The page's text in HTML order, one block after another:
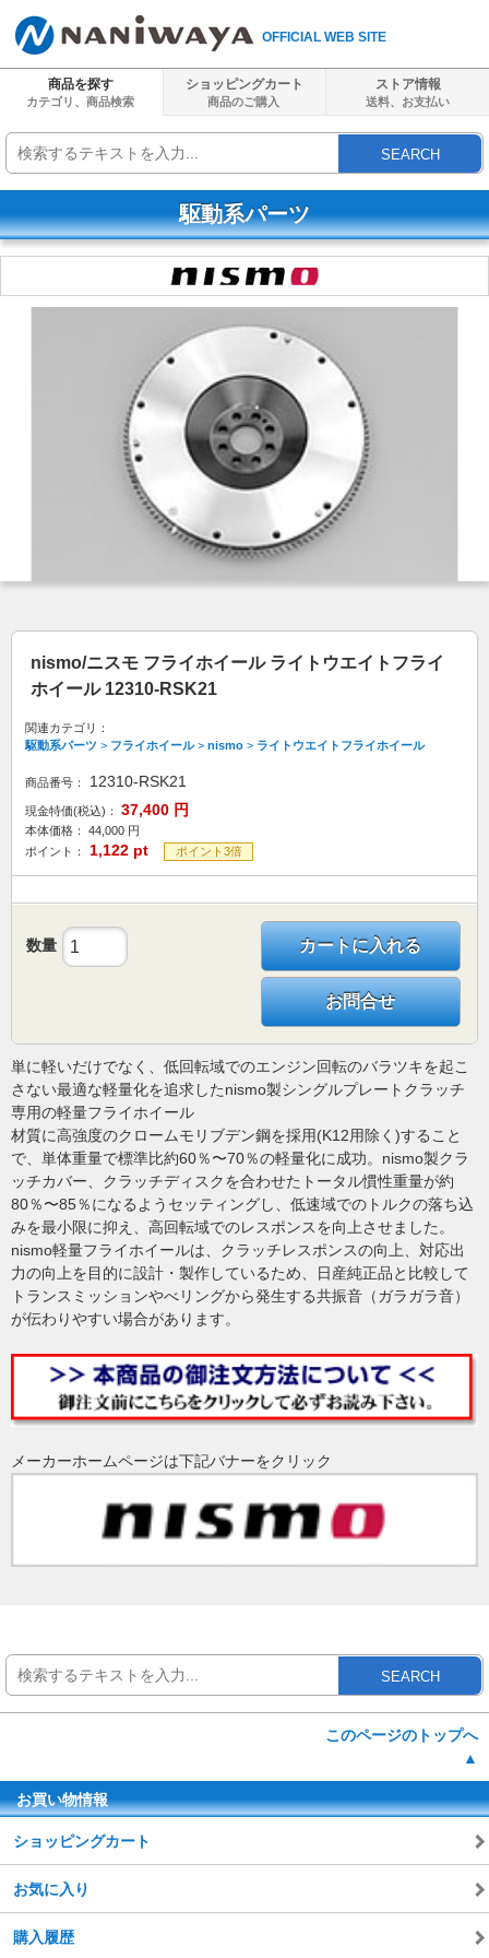
OFFICIAL WEB SITE
商品を探す
カテゴリ、商品検索
ショッピングカート
商品のご購入
ストア情報
送料、 お支払い
SEARCH
駆動系パーツ
nismo/ニスモ フライホイール ライトウエイトフライ
ホイール 12310-RSK21
関連カテゴリ：
駆動系パーツ > フライホイール> nismo > ライトウエイトフライホイール
商品番号： 12310-RSK21
現金特価(税込)： 37,400 円
本体価格： 44,000 円
ポイント：
1,122 pt ポイント3倍
数量 カートに入れる
お問合せ
単に軽いだけでなく、低回転域でのエンジン回転のバラツキを起こ
さない最適な軽量化を追求したnismo製シングルプレートクラッチ
専用の軽量フライホイール
材質に高強度のクロームモリブデン鋼を採用(K12用除く)すること
で、単体重量で標準比約60％〜70％の軽量化に成功。nismo製クラ
ッチカバー、クラッチディスクを合わせたトータル慣性重量が約
80％〜85％になるようセッティングし、低速域でのトルクの落ち込
みを最小限に抑え、高回転域でのレスポンスを向上させました。
nismo軽量フライホイールは、クラッチレスポンスの向上、対応出
力の向上を目的に設計・製作しているため、日産純正品と比較して
トランスミッションやべリングから発生する共振音（ガラガラ音）
が伝わりやすい場合があります。
メーカーホームページは下記バナーをクリック
SEARCH
このページのトップへ
▲
お買い物情報
ショッピングカート
お気に入り
購入履歴